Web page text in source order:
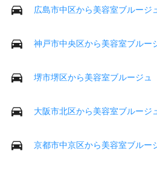
広島市中区から美容室ブルー
神戸市中央区から美容室ブル
堺市堺区から美容室ブルージ
大阪市北区から美容室ブルー
京都市中京区から美容室ブル